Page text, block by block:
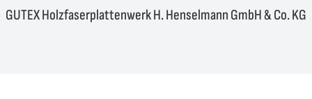
GUTEX Holzfaserplattenwerk H. Henselmann GmbH & Co. KG